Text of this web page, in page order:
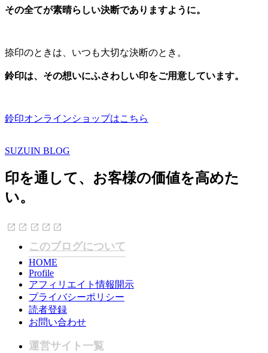
その全てが素晴らしい決断でありますように。
捺印のときは、いつも大切な決断のとき。
鈴印は、その想いにふさわしい印をご用意しています。
鈴印オンラインショップはこちら
SUZUIN BLOG
印を通して、お客様の価値を高めた
い。
このブログについて
HOME
Profile
アフィリエイト情報開示
プライバシーポリシー
読者登録
お問い合わせ
運営サイト一覧